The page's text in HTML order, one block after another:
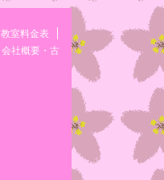
室料金表
会社概要・古